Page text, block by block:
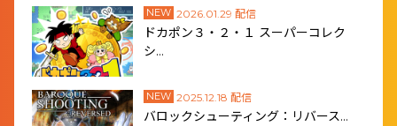
NEW 2026.01.29 配信
ドカポン３・２・１ スーパーコレク
シ…
NEW 2025.12.18 配信
バロックシューティング：リバース…